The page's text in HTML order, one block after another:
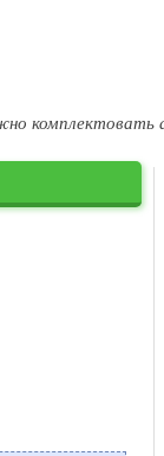
комплектовать